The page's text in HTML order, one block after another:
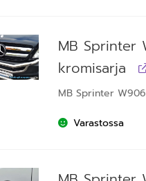
MB Sprinter
kromisarja
MB Sprinter
Varastossa